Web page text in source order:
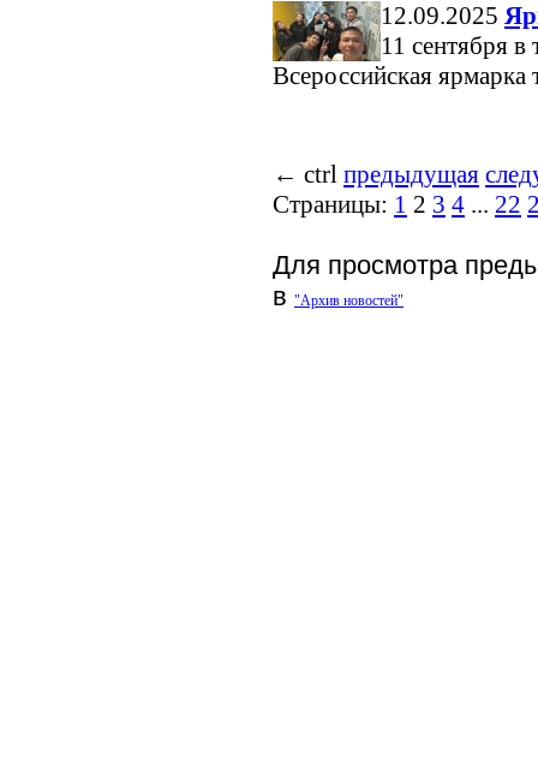
12.09.2025
11 сентября
Всероссийская ярмарка
← ctrl предыдущая
Страницы: 1 2 3 4 ... 22
Для просмотра
в "Архив новостей"